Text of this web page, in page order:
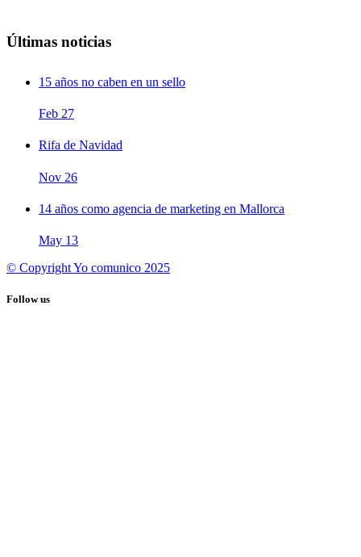
Últimas noticias
15 años no caben en un sello
Feb 27
Rifa de Navidad
Nov 26
14 años como agencia de marketing en Mallorca
May 13
© Copyright Yo comunico 2025
Follow us